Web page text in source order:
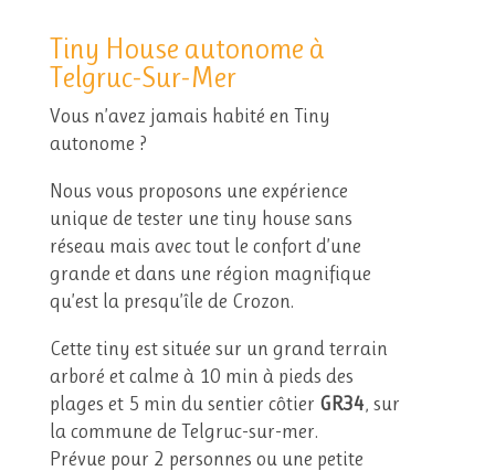
Tiny House autonome à
Telgruc-Sur-Mer
Vous n’avez jamais habité en Tiny
autonome ?
Nous vous proposons une expérience
unique de tester une tiny house sans
réseau mais avec tout le confort d’une
grande et dans une région magnifique
qu’est la presqu’île de Crozon.
Cette tiny est située sur un grand terrain
arboré et calme à 10 min à pieds des
plages et 5 min du sentier côtier GR34, sur
la commune de Telgruc-sur-mer.
Prévue pour 2 personnes ou une petite